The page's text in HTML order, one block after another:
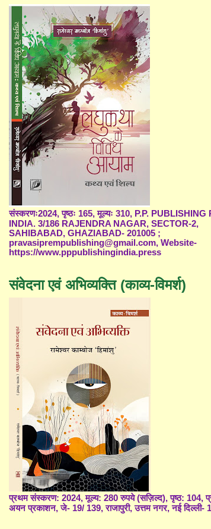
संस्करणः2024, पृष्ठः 165, मूल्यः 310, P.P. PUBLISHING
INDIA. 3/186 RAJENDRA NAGAR, SECTOR-2,
SAHIBABAD, GHAZIABAD- 201005 ;
pravasiprempublishing@gmail.com, Website-
https://www.pppublishingindia.press
संवेदना एवं अभिव्यक्ति (काव्य-विमर्श)
प्रथम संस्करण: 2024, मूल्य: 280 रुपये (सज़िल्द), पृष्ठ: 104,
अयन प्रकाशन, जे- 19/ 139, राजापुरी, उत्तम नगर, नई दिल्ली-